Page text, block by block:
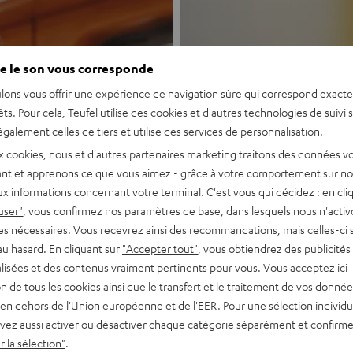
MOTIV®
Enceinte
Découvrir
Nouveau
le son vous corresponde
vous offrir une expérience de navigation sûre qui correspond
Pour cela, Teufel utilise des cookies et d'autres technologies de suivi
celles de tiers et utilise des services de personnalisation.
cookies, nous et d'autres partenaires marketing traitons des données
et apprenons ce que vous aimez - grâce à votre comportement sur
informations concernant votre terminal. C'est vous qui décidez : en
, vous confirmez nos paramètres de base, dans lesquels nous
nécessaires. Vous recevrez ainsi des recommandations, mais celles-ci
hasard. En cliquant sur "Accepter tout" , vous obtiendrez des publicités
et des contenus vraiment pertinents pour vous. Vous acceptez ici
de tous les cookies ainsi que le transfert et le traitement de vos
dehors de l'Union européenne et de l'EER. Pour une sélection
aussi activer ou désactiver chaque catégorie séparément et
la sélection"